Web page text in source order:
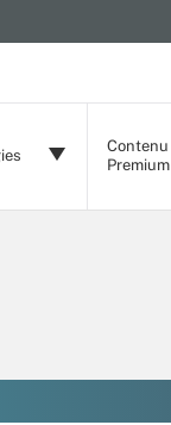
Contenu
Premium